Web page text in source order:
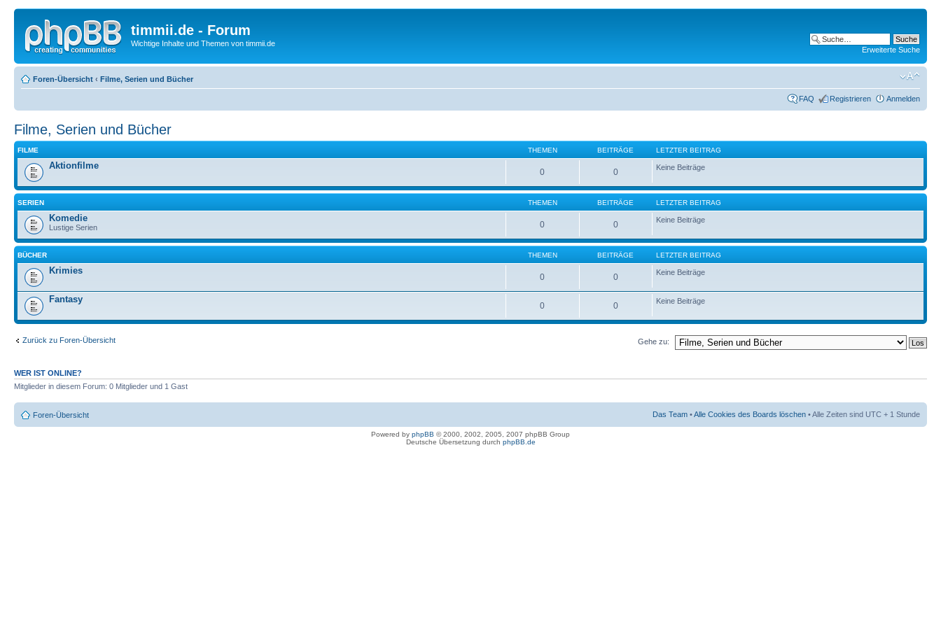
timmii.de - Forum
Wichtige Inhalte und Themen von timmii.de
Erweiterte Suche
Foren-Übersicht ‹ Filme, Serien und Bücher
FAQ Registrieren Anmelden
Filme, Serien und Bücher
FILME THEMEN BEITRÄGE LETZTER BEITRAG
Aktionfilme
0 0 Keine Beiträge
SERIEN THEMEN BEITRÄGE LETZTER BEITRAG
Komedie
Lustige Serien 0 0 Keine Beiträge
BÜCHER THEMEN BEITRÄGE LETZTER BEITRAG
Krimies
0 0 Keine Beiträge
Fantasy
0 0 Keine Beiträge
Zurück zu Foren-Übersicht Gehe zu:
WER IST ONLINE?
Mitglieder in diesem Forum: 0 Mitglieder und 1 Gast
Foren-Übersicht Das Team •Alle Cookies des Boards löschen • Alle Zeiten sind UTC + 1 Stunde
Powered by phpBB © 2000, 2002, 2005, 2007 phpBB Group
Deutsche Übersetzung durch phpBB.de